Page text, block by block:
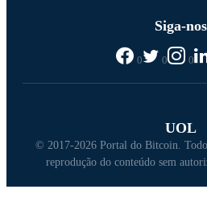
Siga-nos
0 0 0
UOL
© 2017-2026 Portal do Bitcoin.
reprodução do conteúdo sem